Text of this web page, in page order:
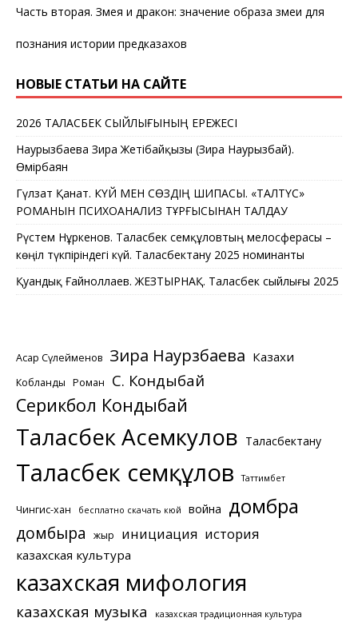
Часть вторая. Змея и дракон: значение образа змеи для
познания истории предказахов
НОВЫЕ СТАТЬИ НА САЙТЕ
2026 ТАЛАСБЕК СЫЙЛЫҒЫНЫҢ ЕРЕЖЕСІ
Наурызбаева Зира Жетібайқызы (Зира Наурызбай).
Өмірбаян
Гүлзат Қанат. КҮЙ МЕН СӨЗДІҢ ШИПАСЫ. «ТАЛТҮС»
РОМАНЫН ПСИХОАНАЛИЗ ТҰРҒЫСЫНАН ТАЛДАУ
Рүстем Нұркенов. Таласбек Әсемқұловтың мелосферасы –
көңіл түкпіріндегі күй. Таласбектану 2025 номинанты
Қуандық Ғайноллаев. ЖЕЗТЫРНАҚ. Таласбек сыйлығы 2025
Асқар Сүлейменов Зира Наурзбаева Казахи
Кобланды Роман С. Кондыбай
Серикбол Кондыбай
Таласбек Асемкулов Таласбектану
Таласбек Әсемқұлов Таттимбет
Чингис-хан бесплатно скачать кюй война домбра
домбыра жыр инициация история
казахская культура
казахская мифология
казахская музыка казахская традиционная культура